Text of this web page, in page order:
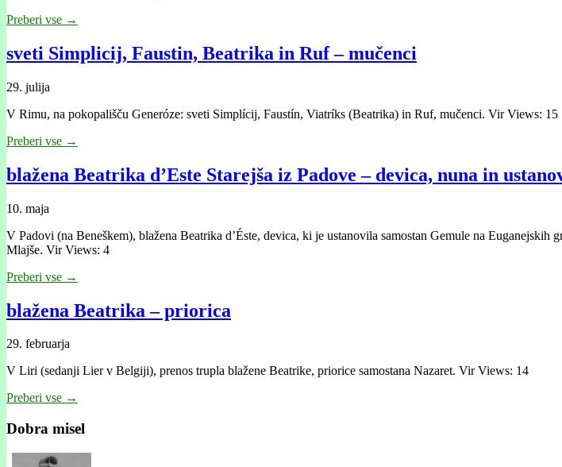
Preberi vse →
sveti Simplicij, Faustin, Beatrika in Ruf – mučenci
29. julija
V Rimu, na pokopališču Generóze: sveti Simplícij, Faustín, Viatríks (Beatrika) in Ruf, mučenci. Vir Views: 15
Preberi vse →
blažena Beatrika d’Este Starejša iz Padove – devica, nuna in
10. maja
V Padovi (na Beneškem), blažena Beatrika d’Éste, devica, ki je ustanovila samostan Gemule na
Mlajše. Vir Views: 4
Preberi vse →
blažena Beatrika – priorica
29. februarja
V Liri (sedanji Lier v Belgiji), prenos trupla blažene Beatrike, priorice samostana Nazaret. Vir Views: 14
Preberi vse →
Dobra misel